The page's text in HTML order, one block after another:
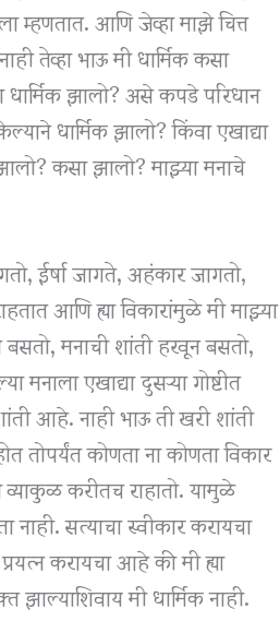
म्हणतात. आणि जेव्हा माझे चित्त
तेव्हा भाऊ मी धार्मिक कसा
झालो? असे कपडे परिधान
धार्मिक झालो? किंवा एखाद्या
कसा झालो? माझ्या मनाचे
ईर्षा जागते, अहंकार जागतो,
आणि ह्या विकारांमुळे मी माझ्या
मनाची शांती हरवून बसतो,
एखाद्या दुसऱ्या गोष्टीत
आहे. नाही भाऊ ती खरी शांती
तोपर्यंत कोणता ना कोणता विकार
करीतच राहातो. यामुळे
सत्याचा स्वीकार करायचा
करायचा आहे की मी ह्या
मी धार्मिक नाही.